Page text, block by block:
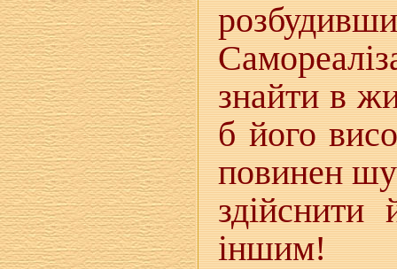
знайти в
б його
повинен
здійснити
іншим!